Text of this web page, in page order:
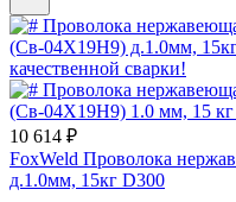
10 614 ₽
FoxWeld Проволока
д.1.0мм, 15кг D300